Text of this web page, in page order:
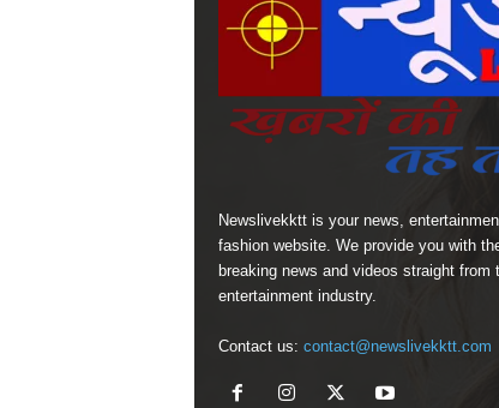
Newslivekktt is your news,
fashion website. We provide you with
breaking news and videos straight from
entertainment industry.
Contact us: contact@newslivekktt.com